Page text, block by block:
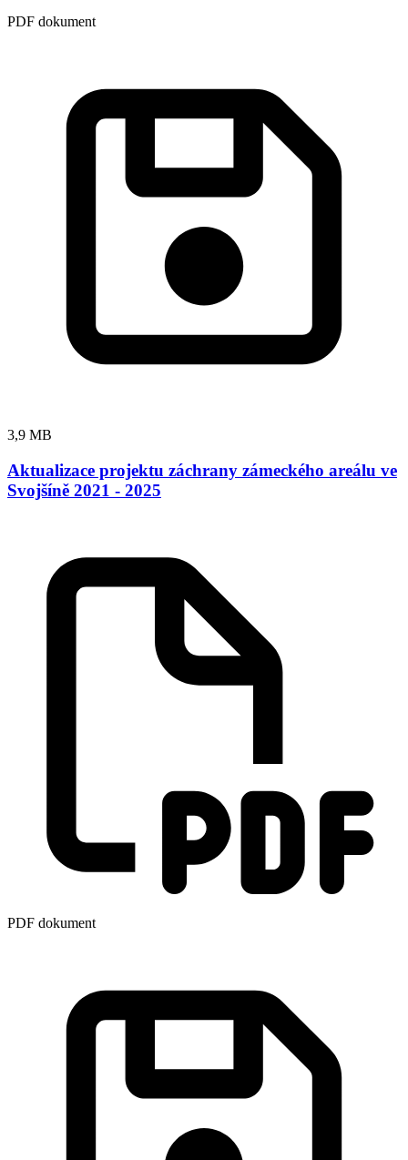
PDF dokument
3,9 MB
Aktualizace projektu záchrany zámeckého areálu ve
Svojšíně 2021 - 2025
PDF dokument